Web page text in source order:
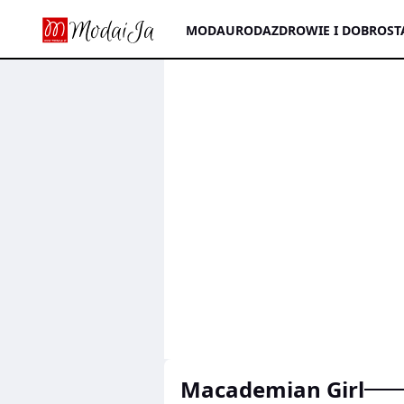
MODAURODAZDROWIE I
Macademian Girl